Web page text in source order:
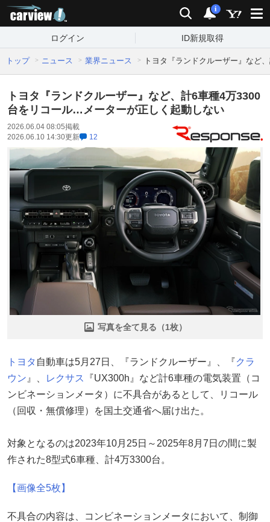
検索 通知
i
ログイン ID新規取得
トップ ニュース 業界ニュース トヨタ『ランドクルーザー』など
トヨタ『ランドクルーザー』など、計6車種4万3300
台をリコール…メーターが正しく起動しない
2026.06.04 08:05掲載
2026.06.10 14:30更新 12
写真を全て見る（1枚）
トヨタ 自動車は5月27日、『ランドクルーザー』、『クラ
ウン 』、 レクサス
『UX300h』など計6車種の電気装置（コ
ンビネーションメータ）に不具合があるとして、リコール
（回収・無償修理）を国土交通省へ届け出た。
対象となるのは2023年10月25日～2025年8月7日の間に製
作された8型式6車種、計4万3300台。
【画像全5枚】
不具合の内容は、コンビネーションメータにおいて、制御